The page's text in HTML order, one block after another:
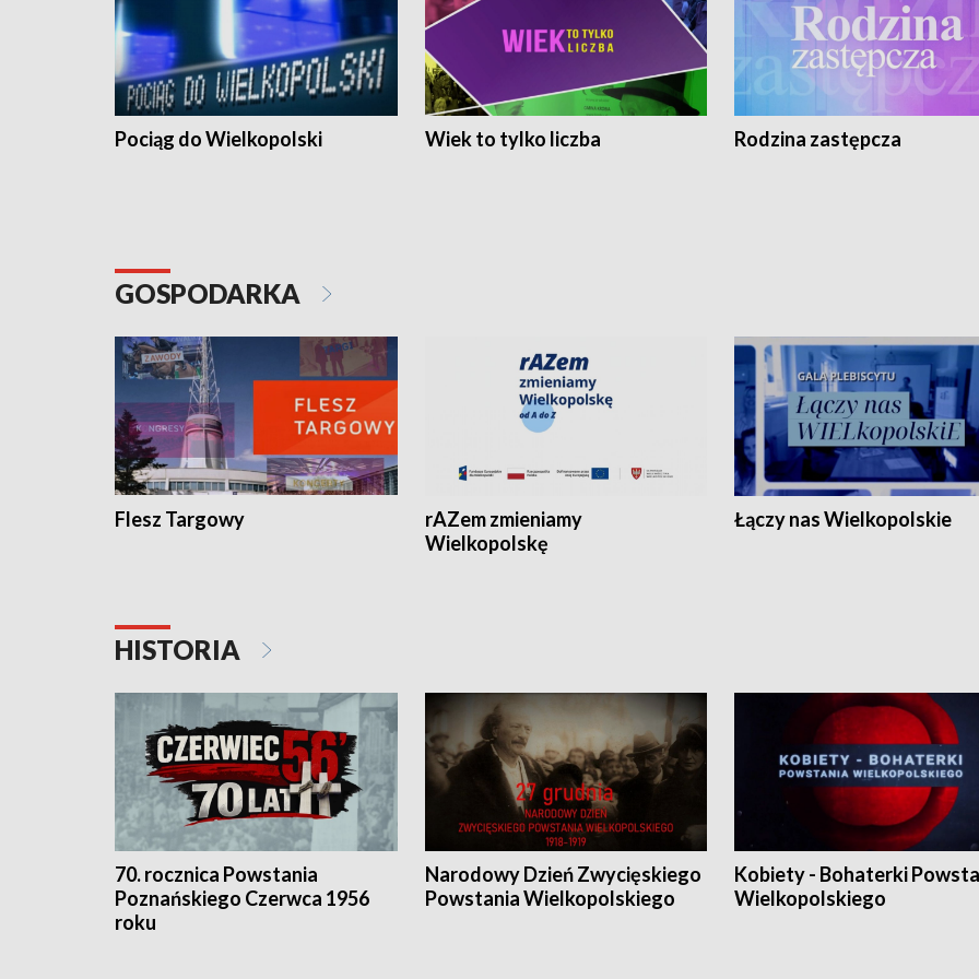
Pociąg do Wielkopolski Wiek to tylko liczba Rodzina zastępcza
GOSPODARKA
Flesz Targowy
rAZem zmieniamy
Wielkopolskę
Łączy nas Wielkopolskie
HISTORIA
70. rocznica Powstania
Poznańskiego Czerwca 1956
roku
Narodowy Dzień Zwycięskiego
Powstania Wielkopolskiego
Kobiety - Bohaterki
Wielkopolskiego